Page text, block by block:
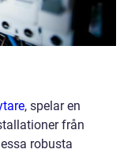
, spelar en
från
robusta